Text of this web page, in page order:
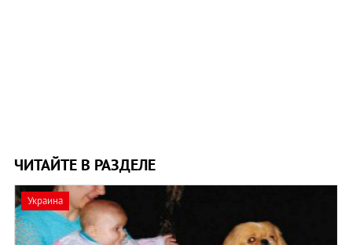
ЧИТАЙТЕ В РАЗДЕЛЕ
Украина